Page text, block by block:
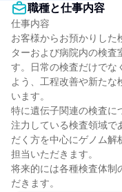
職種と仕事内容
仕事内容
お客様からお預かりした
ターおよび病院内の検査
す。日常の検査だけでな
よう、工程改善や新た
います。
特に遺伝子関連の検査に
注力している検査領域で
だく方を中心にゲノム解
担当いただきます。
将来的には各種検査体制
だきます。